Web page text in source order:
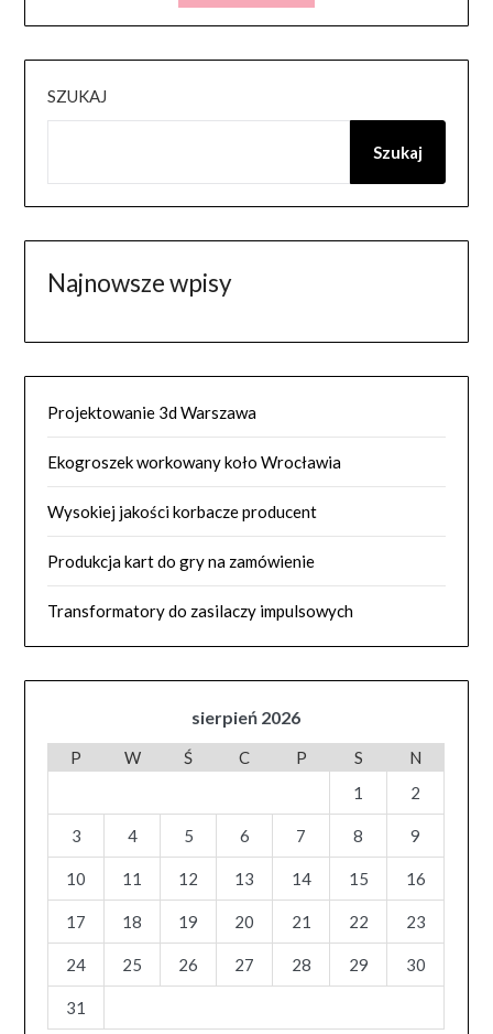
SZUKAJ
Szukaj
Najnowsze wpisy
Projektowanie 3d Warszawa
Ekogroszek workowany koło Wrocławia
Wysokiej jakości korbacze producent
Produkcja kart do gry na zamówienie
Transformatory do zasilaczy impulsowych
sierpień 2026
P W Ś C P S
N
1
2
3 4 5 6 7 8 9
10 11 12 13 14 15 16
17 18 19 20 21 22 23
24 25 26 27 28 29 30
31